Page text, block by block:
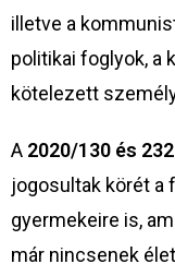
illetve a
politikai foglyok, a
kötelezett
A 2020/130 és
jogosultak körét
gyermekeire is,
már nincsenek